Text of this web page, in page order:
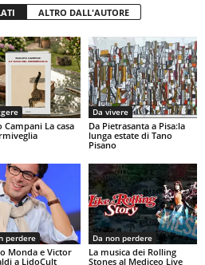
ALTRO DALL'AUTORE
Campani La casa
Da vivere
Da Pietrasanta a Pisa:la
lunga estate di Tano
Pisano
perdere
Monda e Victor
a LidoCult
Da non perdere
La musica dei Rolling
Stones al Mediceo Live